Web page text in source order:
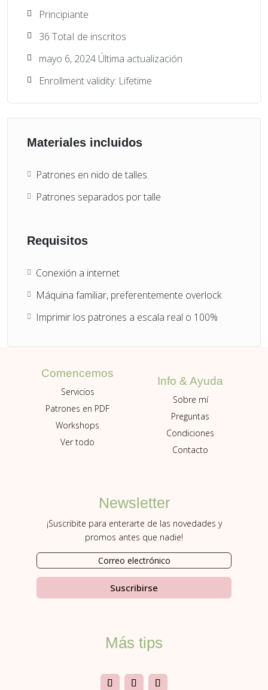
Principiante
36 TotaI de inscritos
mayo 6, 2024 Última actualización
Enrollment validity: Lifetime
Materiales incluidos
Patrones en nido de talles.
Patrones separados por talle
Requisitos
Conexión a internet
Máquina familiar, preferentemente overlock
Imprimir los patrones a escala real o 100%
Comencemos
Servicios
Patrones en PDF
Workshops
Ver todo
Info & Ayuda
Sobre mí
Preguntas
Condiciones
Contacto
Newsletter
¡Suscribite para enterarte de las novedades y
promos antes que nadie!
Suscribirse
Más tips